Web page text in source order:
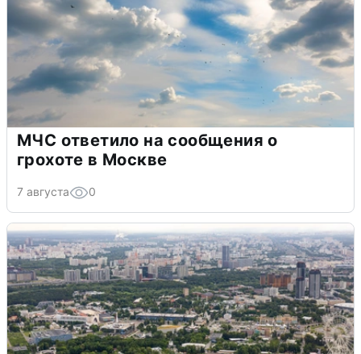
МЧС ответило на сообщения о
грохоте в Москве
7 августа 0